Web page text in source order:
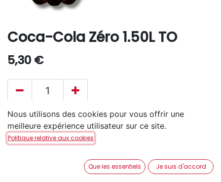
Coca-Cola Zéro 1.50L TO
5,30 €
AJOUTER AU PANIER
Disponible en retrait en magasin via notre service
Aucune livraison à domicile.
Nous utilisons des cookies pour vous offrir une
meilleure expérience utilisateur sur ce site.
Politique relative aux cookies
Que les essentiels Je suis d'accord